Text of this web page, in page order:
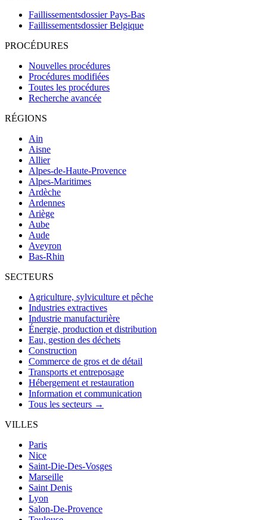
Faillissementsdossier Pays-Bas
Faillissementsdossier Belgique
PROCÉDURES
Nouvelles procédures
Procédures modifiées
Toutes les procédures
Recherche avancée
RÉGIONS
Ain
Aisne
Allier
Alpes-de-Haute-Provence
Alpes-Maritimes
Ardèche
Ardennes
Ariège
Aube
Aude
Aveyron
Bas-Rhin
SECTEURS
Agriculture, sylviculture et pêche
Industries extractives
Industrie manufacturière
Énergie, production et distribution
Eau, gestion des déchets
Construction
Commerce de gros et de détail
Transports et entreposage
Hébergement et restauration
Information et communication
Tous les secteurs →
VILLES
Paris
Nice
Saint-Die-Des-Vosges
Marseille
Saint Denis
Lyon
Salon-De-Provence